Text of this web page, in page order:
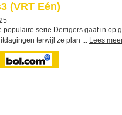
(VRT Eén)
populaire serie Dertigers gaat in op
terwijl ze plan ... Lees